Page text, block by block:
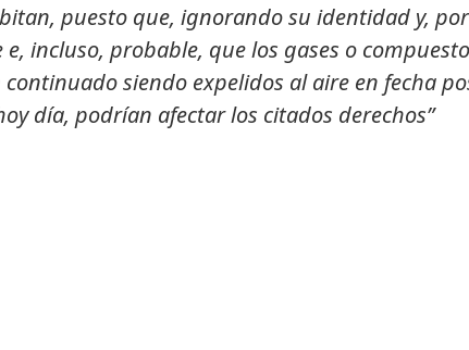
puesto que, ignorando su identidad y,
incluso, probable, que los gases o
siendo expelidos al aire en fecha
día, podrían afectar los citados derechos”